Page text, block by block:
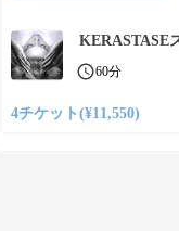
KERASTASE
60分
4チケット(¥11,550)